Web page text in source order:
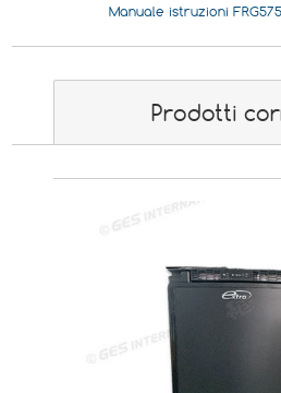
Manuale istruzioni
Prodotti